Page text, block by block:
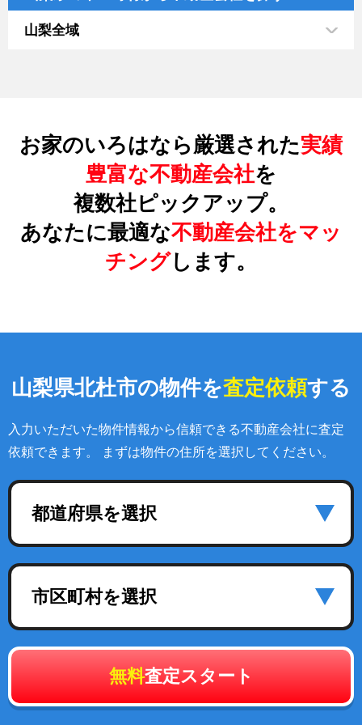
山梨全域
お家のいろはなら厳選された実績
豊富な不動産会社を
複数社ピックアップ。
あなたに最適な不動産会社をマッ
チングします。
山梨県北杜市の物件を査定依頼する
入力いただいた物件情報から信頼できる不動産会社に査定
依頼できます。 まずは物件の住所を選択してください。
都道府県を選択
市区町村を選択
無料査定スタート